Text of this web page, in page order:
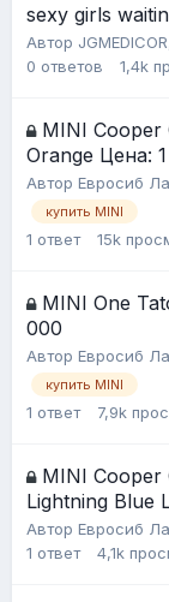
sexy girls
Автор JGMEDICOR
0 ответов 1,4k
MINI Cooper
Orange Цена:
Автор Евросиб
купить MINI
1 ответ 15k
MINI One
000
Автор Евросиб
купить MINI
1 ответ 7,9k
MINI Cooper
Lightning Blue
Автор Евросиб
1 ответ 4,1k